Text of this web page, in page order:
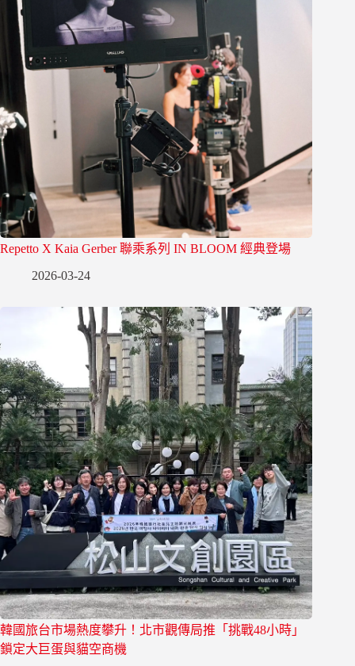
Repetto X Kaia Gerber 聯乘系列 IN BLOOM 經典登場
2026-03-24
韓國旅台市場熱度攀升！北市觀傳局推「挑戰48小時」
鎖定大巨蛋與貓空商機